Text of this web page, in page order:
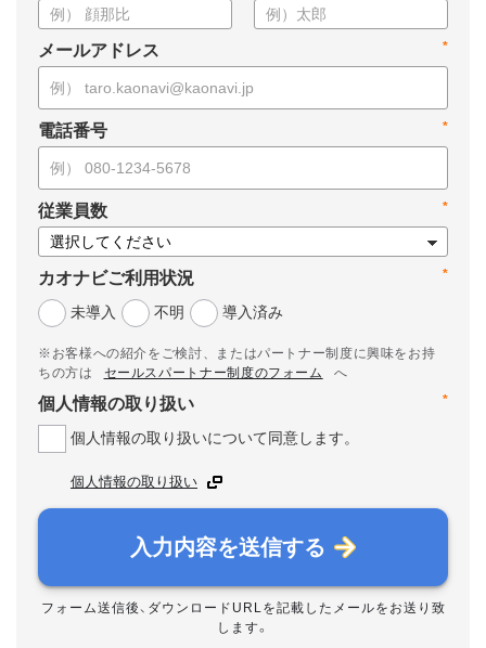
*
メールアドレス
*
電話番号
*
従業員数
*
カオナビご利用状況
未導入
不明 導入済み
※お客様への紹介をご検討、またはパートナー制度に興味をお持
ちの方は
セールスパートナー制度のフォーム
へ
*
個人情報の取り扱い
個人情報の取り扱いについて同意します。
個人情報の取り扱い
入力内容を送信する
フォーム送信後、ダウンロードURLを記載したメールをお送り致
します。